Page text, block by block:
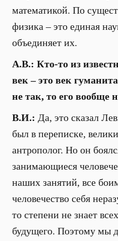
математикой. По
физика – это единая
объединяет их.
А.В.: Кто-то из
век – это век
не так, то его вообще
В.И.: Да, это сказал
был в переписке,
антрополог. Но он
занимающиеся
наших занятий, все
человечество себя
то степени не знает
будущего. Поэтому мы